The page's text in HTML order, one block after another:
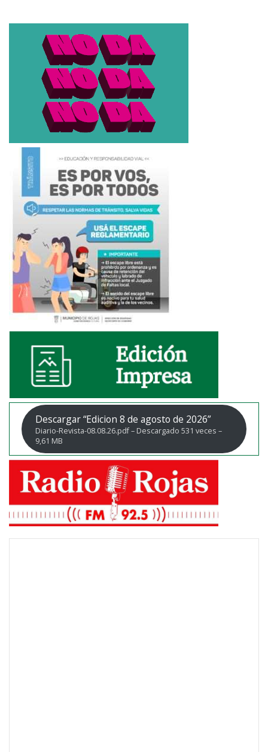
Descargar “Edicion 8 de agosto de 2026”
Diario-Revista-08.08.26.pdf – Descargado 531 veces –
9,61 MB